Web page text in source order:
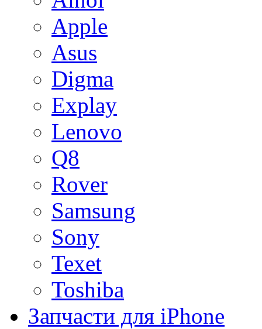
Apple
Asus
Digma
Explay
Lenovo
Q8
Rover
Samsung
Sony
Texet
Toshiba
Запчасти для iPhone